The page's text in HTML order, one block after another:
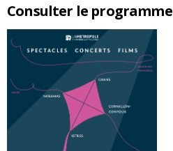
Consulter le programme